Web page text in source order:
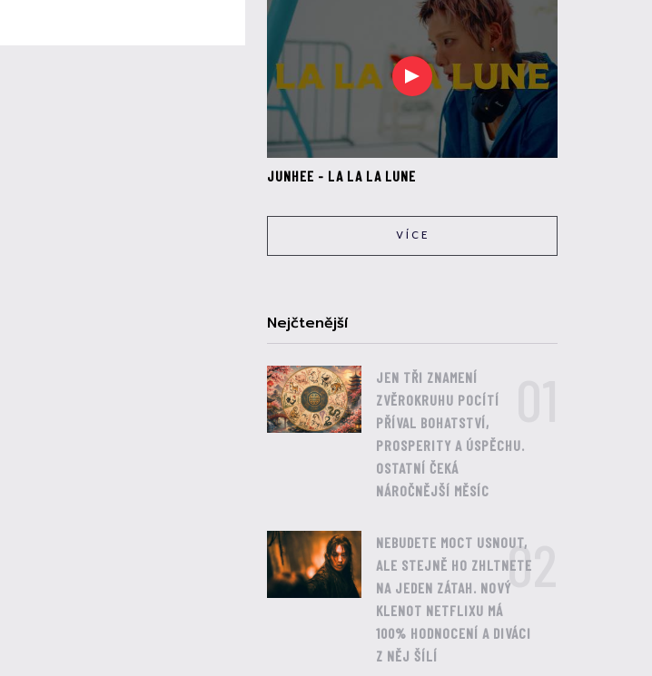
JUNHEE - LA LA LA LUNE
VÍCE
Nejčtenější
JEN TŘI ZNAMENÍ
ZVĚROKRUHU POCÍTÍ
PŘÍVAL BOHATSTVÍ,
PROSPERITY A ÚSPĚCHU.
OSTATNÍ ČEKÁ
NÁROČNĚJŠÍ MĚSÍC
NEBUDETE MOCT USNOUT,
ALE STEJNĚ HO ZHLTNETE
NA JEDEN ZÁTAH. NOVÝ
KLENOT NETFLIXU MÁ
100% HODNOCENÍ A DIVÁCI
Z NĚJ ŠÍLÍ
02